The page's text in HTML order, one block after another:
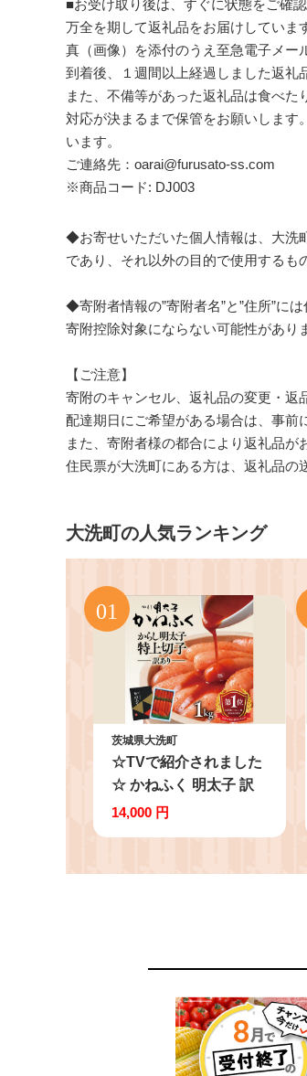
■お受け取り後は、すぐに状態をご確認
万全を期して返礼品をお届けしていま
真（画像）を添付のうえ至急電子メー
到着後、１週間以上経過しました返礼
また、不備等があった返礼品は食べた
対応が決まるまで保管をお願いします
います。
ご連絡先：oarai@furusato-ss.com
※商品コード: DJ003
◆お寄せいただいた個人情報は、大洗
であり、それ以外の目的で使用するも
◆寄附者情報の”寄附者名”と”住所”に
寄附控除対象にならない可能性があり
【ご注意】
寄附のキャンセル、返礼品の変更・返
配達期日にご希望がある場合は、事前
また、寄附者様の都合により返礼品が
住民票が大洗町にある方は、返礼品の
大洗町の人気ランキング
茨城県大洗町
☆TVで紹介されました
☆ かねふく 明太子 訳
あり 1kg 特上 切れ子
り 規格外 不揃い 傷 家
14,000 円